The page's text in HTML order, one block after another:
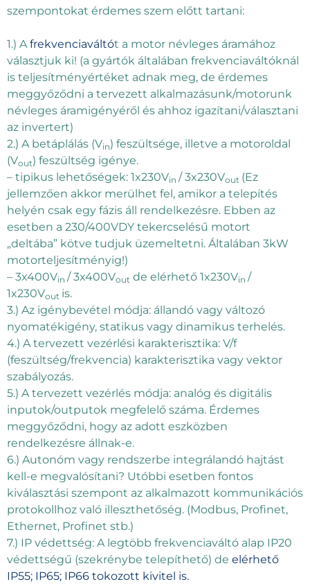
szempontokat érdemes szem előtt tartani:
1.) Afrekvenciaváltót a motor névleges áramához
választjuk ki! (a gyártók általában frekvenciaváltóknál
is teljesítményértéket adnak meg, de érdemes
meggyőződni a tervezett alkalmazásunk/motorunk
névleges áramigényéről és ahhoz igazítani/választani
az invertert)
2.) A betáplálás (Vin) feszültsége, illetve a motoroldal
(Vout) feszültség igénye.
– tipikus lehetőségek: 1x230Vin/ 3x230Vout (Ez
jellemzően akkor merülhet fel, amikor a telepítés
helyén csak egy fázis áll rendelkezésre. Ebben az
esetben a 230/400VDY tekercselésű motort
„deltába” kötve tudjuk üzemeltetni. Általában 3kW
motorteljesítményig!)
– 3x400Vin/ 3x400Vout de elérhető 1x230Vin/
1x230Vout is.
3.) Az igénybevétel módja: állandó vagy változó
nyomatékigény, statikus vagy dinamikus terhelés.
4.) A tervezett vezérlési karakterisztika: V/f
(feszültség/frekvencia) karakterisztika vagy vektor
szabályozás.
5.) A tervezett vezérlés módja: analóg és digitális
inputok/outputok megfelelő száma. Érdemes
meggyőződni, hogy az adott eszközben
rendelkezésre állnak-e.
6.) Autonóm vagy rendszerbe integrálandó hajtást
kell-e megvalósítani? Utóbbi esetben fontos
kiválasztási szempont az alkalmazott kommunikációs
protokollhoz való illeszthetőség. (Modbus, Profinet,
Ethernet, Profinet stb.)
7.) IP védettség: A legtöbb frekvenciaváltó alap IP20
védettségű (szekrénybe telepíthető) de elérhető
IP55; IP65; IP66 tokozott kivitel is.